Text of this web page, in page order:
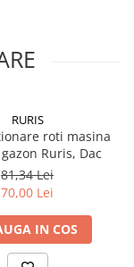
RURIS
roti masina
Ruris, Dac
81,34 Lei
70,00 Lei
IN COS